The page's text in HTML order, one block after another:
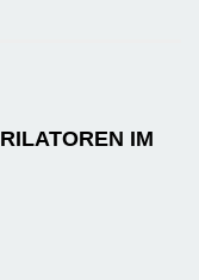
IM